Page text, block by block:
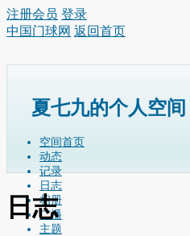
注册会员 登录
中国门球网 返回首页
夏七九的个人空间
空间首页
动态
记录
日志
相册
广播
主题
日志